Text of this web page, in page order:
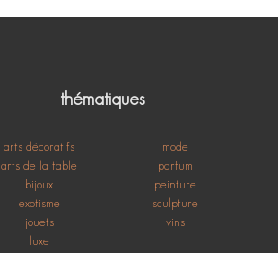
thématiques
arts décoratifs
arts de la table
bijoux
exotisme
jouets
luxe
mode
parfum
peinture
sculpture
vins